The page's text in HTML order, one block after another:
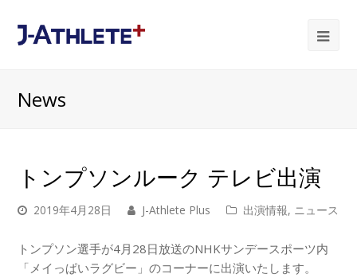
News
トンプソンルーク テレビ出演
2019年4月28日 J-Athlete Plus 出演情報, ニュース
トンプソン選手が4月28日放送のNHKサンデースポーツ内
「メイっぱいラグビー」のコーナーに出演いたします。